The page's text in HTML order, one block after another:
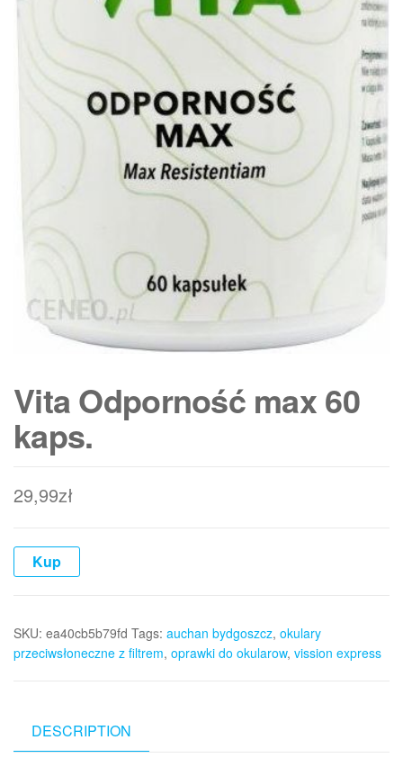
Vita Odporność max 60
kaps.
29,99zł
Kup
SKU: ea40cb5b79fd Tags: auchan bydgoszcz, okulary
przeciwsłoneczne z filtrem, oprawki do okularow, vission express
DESCRIPTION